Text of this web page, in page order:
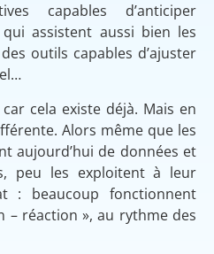
capables d’anticiper
assistent aussi bien les
outils capables d’ajuster
cela existe déjà. Mais en
Alors même que les
aujourd’hui de données et
peu les exploitent à leur
: beaucoup fonctionnent
– réaction », au rythme des